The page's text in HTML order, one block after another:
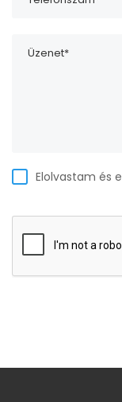
Elolvastam és